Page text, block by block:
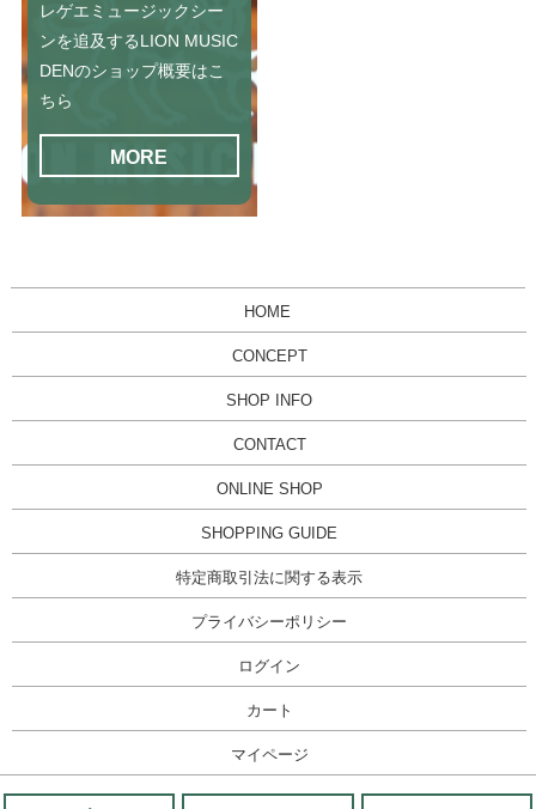
レゲエミュージックシー
ンを追及するLION MUSIC
DENのショップ概要はこ
ちら
MORE
HOME
CONCEPT
SHOP INFO
CONTACT
ONLINE SHOP
SHOPPING GUIDE
特定商取引法に関する表示
プライバシーポリシー
ログイン
カート
マイページ